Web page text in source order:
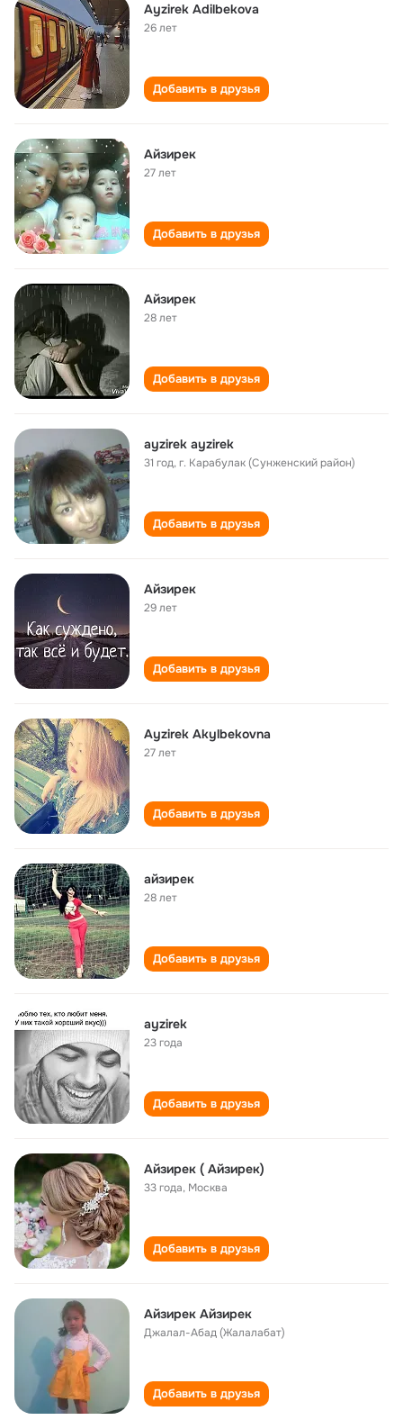
Ayzirek Adilbekova
26 лет
Добавить в друзья
Айзирек
27 лет
Добавить в друзья
Айзирек
28 лет
Добавить в друзья
ayzirek ayzirek
31 год,г. Карабулак (Сунженский район)
Добавить в друзья
Айзирек
29 лет
Добавить в друзья
Ayzirek Akylbekovna
27 лет
Добавить в друзья
айзирек
28 лет
Добавить в друзья
ayzirek
23 года
Добавить в друзья
Айзирек ( Айзирек)
33 года, Москва
Добавить в друзья
Айзирек Айзирек
Джалал-Абад (Жалалабат)
Добавить в друзья